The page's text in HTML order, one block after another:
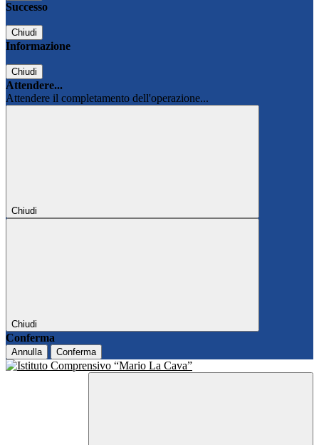
Successo
Chiudi
Informazione
Chiudi
Attendere...
Attendere il completamento dell'operazione...
Chiudi
Chiudi
Conferma
Annulla Conferma